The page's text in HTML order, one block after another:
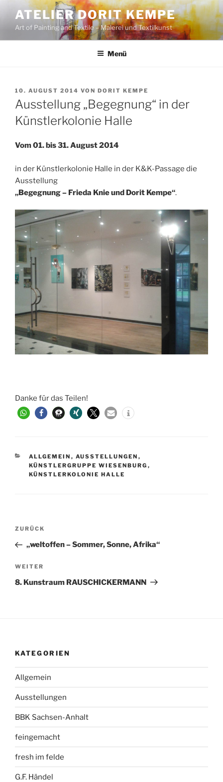
Inhalt
springen
ATELIER DORIT KEMPE
Art of Painting and Textile – Malerei und Textilkunst
Menü
VERÖFFENTLICHT
AM
10. AUGUST 2014 VON DORIT KEMPE
Ausstellung „Begegnung“ in der
Künstlerkolonie Halle
Vom 01. bis 31. August 2014
in der Künstlerkolonie Halle in der K&K-Passage die
Ausstellung
„Begegnung – Frieda Knie und Dorit Kempe“.
Danke für das Teilen!
KATEGORIEN
ALLGEMEIN , AUSSTELLUNGEN ,
KÜNSTLERGRUPPE WIESENBURG ,
KÜNSTLERKOLONIE HALLE
Beitragsnavigation
Vorheriger
Beitrag
ZURÜCK
„weltoffen – Sommer, Sonne, Afrika“
Nächster
Beitrag
WEITER
8. Kunstraum RAUSCHICKERMANN
KATEGORIEN
Allgemein
Ausstellungen
BBK Sachsen-Anhalt
feingemacht
fresh im felde
G.F. Händel